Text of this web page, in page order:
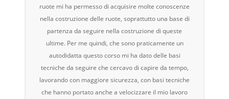
ruote mi ha permesso di acquisire molte conoscenze
nella costruzione delle ruote, soprattutto una base di
partenza da seguire nella costruzione di queste
ultime. Per me quindi, che sono praticamente un
autodidatta questo corso mi ha dato delle basi
tecniche da seguire che cercavo di capire da tempo,
lavorando con maggiore sicurezza, con basi tecniche
che hanno portato anche a velocizzare il mio lavoro